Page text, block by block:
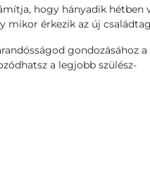
hogy hányadik hétben
mikor érkezik az új
gondozásához a
a legjobb szülész-